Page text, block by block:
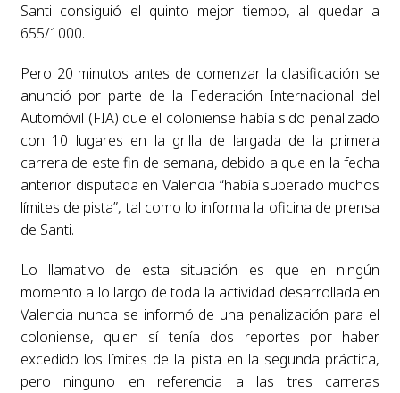
Santi consiguió el quinto mejor tiempo, al quedar a
655/1000.
Pero 20 minutos antes de comenzar la clasificación se
anunció por parte de la Federación Internacional del
Automóvil (FIA) que el coloniense había sido penalizado
con 10 lugares en la grilla de largada de la primera
carrera de este fin de semana, debido a que en la fecha
anterior disputada en Valencia “había superado muchos
límites de pista”, tal como lo informa la oficina de prensa
de Santi.
Lo llamativo de esta situación es que en ningún
momento a lo largo de toda la actividad desarrollada en
Valencia nunca se informó de una penalización para el
coloniense, quien sí tenía dos reportes por haber
excedido los límites de la pista en la segunda práctica,
pero ninguno en referencia a las tres carreras